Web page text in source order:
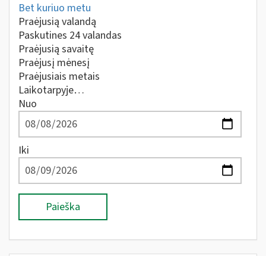
Bet kuriuo metu
Praėjusią valandą
Paskutines 24 valandas
Praėjusią savaitę
Praėjusį mėnesį
Praėjusiais metais
Laikotarpyje…
Nuo
Iki
Paieška